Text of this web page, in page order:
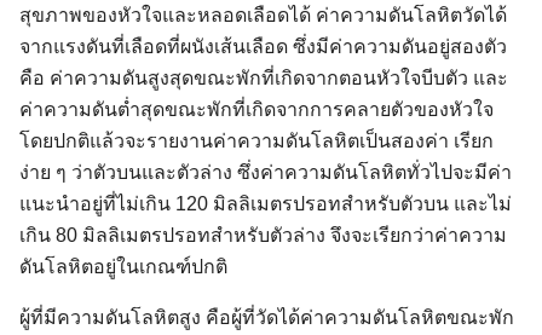
สุขภาพของหัวใจและหลอดเลือดได้ ค่าความดันโลหิตวัดได้
จากแรงดันที่เลือดที่ผนังเส้นเลือด ซึ่งมีค่าความดันอยู่สองตัว
คือ ค่าความดันสูงสุดขณะพักที่เกิดจากตอนหัวใจบีบตัว และ
ค่าความดันต่ำสุดขณะพักที่เกิดจากการคลายตัวของหัวใจ
โดยปกติแล้วจะรายงานค่าความดันโลหิตเป็นสองค่า เรียก
ง่าย ๆ ว่าตัวบนและตัวล่าง ซึ่งค่าความดันโลหิตทั่วไปจะมีค่า
แนะนำอยู่ที่ไม่เกิน 120 มิลลิเมตรปรอทสำหรับตัวบน และไม่
เกิน 80 มิลลิเมตรปรอทสำหรับตัวล่าง จึงจะเรียกว่าค่าความ
ดันโลหิตอยู่ในเกณฑ์ปกติ
ผู้ที่มีความดันโลหิตสูง คือผู้ที่วัดได้ค่าความดันโลหิตขณะพัก